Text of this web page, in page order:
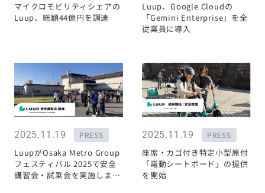
マイクロモビリティシェアの
Luup、総額44億円を調達
Luup、Google Cloudの
「Gemini Enterprise」を全
従業員に導入
2025.11.19 PRESS
LuupがOsaka Metro Group
フェスティバル 2025で安全
講習会・試乗会を実施しまし
2025.11.19 PRESS
座席・カゴ付き特定小型原付
「電動シートボード」の提供
を開始